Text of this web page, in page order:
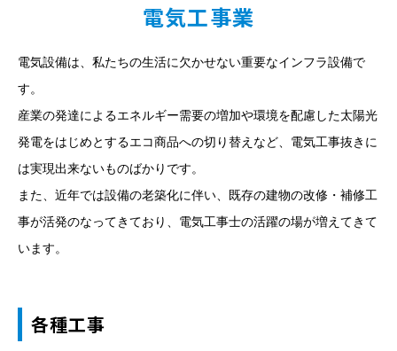
電気工事業
電気設備は、私たちの生活に欠かせない重要なインフラ設備で
す。
産業の発達によるエネルギー需要の増加や環境を配慮した太陽光
発電をはじめとするエコ商品への切り替えなど、電気工事抜きに
は実現出来ないものばかりです。
また、近年では設備の老築化に伴い、既存の建物の改修・補修工
事が活発のなってきており、電気工事士の活躍の場が増えてきて
います。
各種工事